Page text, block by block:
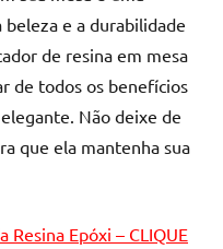
e a durabilidade
de resina em mesa
de todos os benefícios
Não deixe de
que ela mantenha sua
Resina Epóxi – CLIQUE